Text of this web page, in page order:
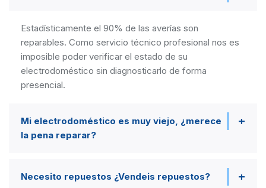
Estadísticamente el 90% de las averías son
reparables. Como servicio técnico profesional nos es
imposible poder verificar el estado de su
electrodoméstico sin diagnosticarlo de forma
presencial.
Mi electrodoméstico es muy viejo, ¿merece
la pena reparar?
Necesito repuestos ¿Vendeis repuestos?